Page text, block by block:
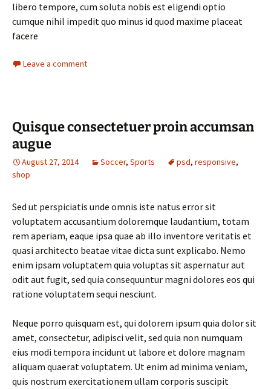
libero tempore, cum soluta nobis est eligendi optio
cumque nihil impedit quo minus id quod maxime placeat
facere
Leave a comment
Quisque consectetuer proin accumsan
augue
August 27, 2014 Soccer, Sports psd, responsive,
shop
Sed ut perspiciatis unde omnis iste natus error sit
voluptatem accusantium doloremque laudantium, totam
rem aperiam, eaque ipsa quae ab illo inventore veritatis et
quasi architecto beatae vitae dicta sunt explicabo. Nemo
enim ipsam voluptatem quia voluptas sit aspernatur aut
odit aut fugit, sed quia consequuntur magni dolores eos qui
ratione voluptatem sequi nesciunt.
Neque porro quisquam est, qui dolorem ipsum quia dolor sit
amet, consectetur, adipisci velit, sed quia non numquam
eius modi tempora incidunt ut labore et dolore magnam
aliquam quaerat voluptatem. Ut enim ad minima veniam,
quis nostrum exercitationem ullam corporis suscipit